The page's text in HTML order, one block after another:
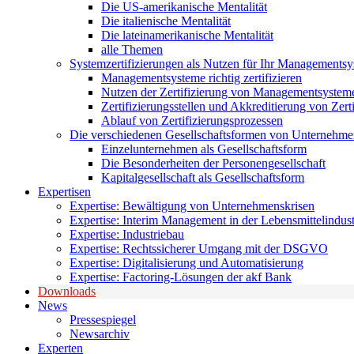
Die US-amerikanische Mentalität
Die italienische Mentalität
Die lateinamerikanische Mentalität
alle Themen
Systemzertifizierungen als Nutzen für Ihr
Managementsysteme richtig zertifizieren
Nutzen der Zertifizierung von
Zertifizierungsstellen und Akkreditierung von
Ablauf von Zertifizierungsprozessen
Die verschiedenen Gesellschaftsformen von
Einzelunternehmen als Gesellschaftsform
Die Besonderheiten der Personengesellschaft
Kapitalgesellschaft als Gesellschaftsform
Expertisen
Expertise: Bewältigung von Unternehmenskrisen
Expertise: Interim Management in der
Expertise: Industriebau
Expertise: Rechtssicherer Umgang mit der DSGVO
Expertise: Digitalisierung und Automatisierung
Expertise: Factoring-Lösungen der akf Bank
Downloads
News
Pressespiegel
Newsarchiv
Experten